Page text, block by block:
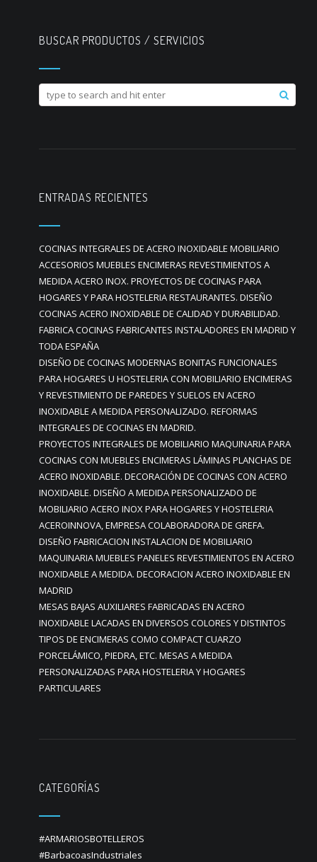
BUSCAR PRODUCTOS / SERVICIOS
ENTRADAS RECIENTES
COCINAS INTEGRALES DE ACERO INOXIDABLE MOBILIARIO
ACCESORIOS MUEBLES ENCIMERAS REVESTIMIENTOS A
MEDIDA ACERO INOX. PROYECTOS DE COCINAS PARA
HOGARES Y PARA HOSTELERIA RESTAURANTES. DISEÑO
COCINAS ACERO INOXIDABLE DE CALIDAD Y DURABILIDAD.
FABRICA COCINAS FABRICANTES INSTALADORES EN MADRID Y
TODA ESPAÑA
DISEÑO DE COCINAS MODERNAS BONITAS FUNCIONALES
PARA HOGARES U HOSTELERIA CON MOBILIARIO ENCIMERAS
Y REVESTIMIENTO DE PAREDES Y SUELOS EN ACERO
INOXIDABLE A MEDIDA PERSONALIZADO. REFORMAS
INTEGRALES DE COCINAS EN MADRID.
PROYECTOS INTEGRALES DE MOBILIARIO MAQUINARIA PARA
COCINAS CON MUEBLES ENCIMERAS LÁMINAS PLANCHAS DE
ACERO INOXIDABLE. DECORACIÓN DE COCINAS CON ACERO
INOXIDABLE. DISEÑO A MEDIDA PERSONALIZADO DE
MOBILIARIO ACERO INOX PARA HOGARES Y HOSTELERIA
ACEROINNOVA, EMPRESA COLABORADORA DE GREFA.
DISEÑO FABRICACION INSTALACION DE MOBILIARIO
MAQUINARIA MUEBLES PANELES REVESTIMIENTOS EN ACERO
INOXIDABLE A MEDIDA. DECORACION ACERO INOXIDABLE EN
MADRID
MESAS BAJAS AUXILIARES FABRICADAS EN ACERO
INOXIDABLE LACADAS EN DIVERSOS COLORES Y DISTINTOS
TIPOS DE ENCIMERAS COMO COMPACT CUARZO
PORCELÁMICO, PIEDRA, ETC. MESAS A MEDIDA
PERSONALIZADAS PARA HOSTELERIA Y HOGARES
PARTICULARES
CATEGORÍAS
#ARMARIOSBOTELLEROS
#BarbacoasIndustriales